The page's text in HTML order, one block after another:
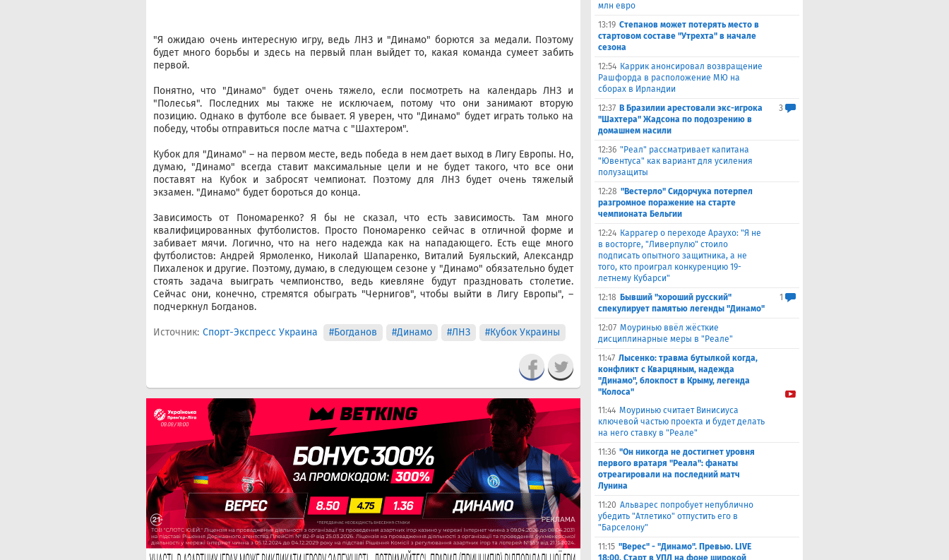
"Я ожидаю очень интересную игру, ведь ЛНЗ и "Динамо" борются за медали. Поэтому
будет много борьбы и здесь на первый план выйдет то, какая команда сумеет забить
первой.
Понятно, что "Динамо" будет очень тяжело, если посмотреть на календарь ЛНЗ и
"Полесья". Последних мы также не исключаем, потому что они занимают вторую
позицию. Однако в футболе все бывает. Я уверен, что "Динамо" будет играть только на
победу, чтобы отправиться после матча с "Шахтером".
Кубок для "Динамо" – на первом месте, ведь победа в нем дает выход в Лигу Европы. Но,
думаю, "Динамо" всегда ставит максимальные цели и не будет такого, что все они
поставят на Кубок и забросят чемпионат. Поэтому для ЛНЗ будет очень тяжелый
экзамен. "Динамо" будет бороться до конца.
Зависимость от Пономаренко? Я бы не сказал, что есть зависимость. Там много
квалифицированных футболистов. Просто Пономаренко сейчас в отличной форме и
забивает мячи. Логично, что на него надежда как на нападающего. Есть еще много
футболистов: Андрей Ярмоленко, Николай Шапаренко, Виталий Буяльский, Александр
Пихаленок и другие. Поэтому, думаю, в следующем сезоне у "Динамо" обязательно будет
стоять задача выиграть чемпионство, ведь киевляне будут праздновать столетие.
Сейчас они, конечно, стремятся обыграть "Чернигов", чтобы выйти в Лигу Европы", –
подчеркнул Богданов.
Источник: Спорт-Экспресс Украина #Богданов #Динамо #ЛНЗ #Кубок Украины
млн евро
13:19 Степанов может потерять место в
стартовом составе "Утрехта" в начале
сезона
12:54 Каррик анонсировал возвращение
Рашфорда в расположение МЮ на
сборах в Ирландии
12:37 В Бразилии арестовали экс-игрока
"Шахтера" Жадсона по подозрению в
домашнем насили
3
12:36 "Реал" рассматривает капитана
"Ювентуса" как вариант для усиления
полузащиты
12:28 "Вестерло" Сидорчука потерпел
разгромное поражение на старте
чемпионата Бельгии
12:24 Каррагер о переходе Араухо: "Я не
в восторге, "Ливерпулю" стоило
подписать опытного защитника, а не
того, кто проиграл конкуренцию 19-
летнему Кубарси"
12:18 Бывший "хороший русский"
спекулирует памятью легенды "Динамо"
1
12:07 Моуринью ввёл жёсткие
дисциплинарные меры в "Реале"
11:47 Лысенко: травма бутылкой когда,
конфликт с Кварцяным, надежда
"Динамо", блокпост в Крыму, легенда
"Колоса"
11:44 Моуринью считает Винисиуса
ключевой частью проекта и будет делать
на него ставку в "Реале"
11:36 "Он никогда не достигнет уровня
первого вратаря "Реала": фанаты
отреагировали на последний матч
Лунина
11:20 Альварес попробует непублично
убедить "Атлетико" отпустить его в
"Барселону"
11:15 "Верес" - "Динамо". Превью. LIVE
18:00. Старт в УПЛ на фоне широкой